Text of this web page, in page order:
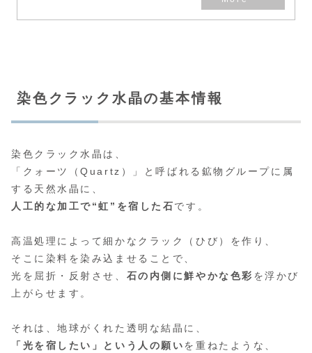
染色クラック水晶の基本情報
染色クラック水晶は、
「クォーツ（Quartz）」と呼ばれる鉱物グループに属
する天然水晶に、
人工的な加工で“虹”を宿した石です。
高温処理によって細かなクラック（ひび）を作り、
そこに染料を染み込ませることで、
光を屈折・反射させ、 石の内側に鮮やかな色彩 を浮かび
上がらせます。
それは、地球がくれた透明な結晶に、
「光を宿したい」という人の願いを重ねたような、